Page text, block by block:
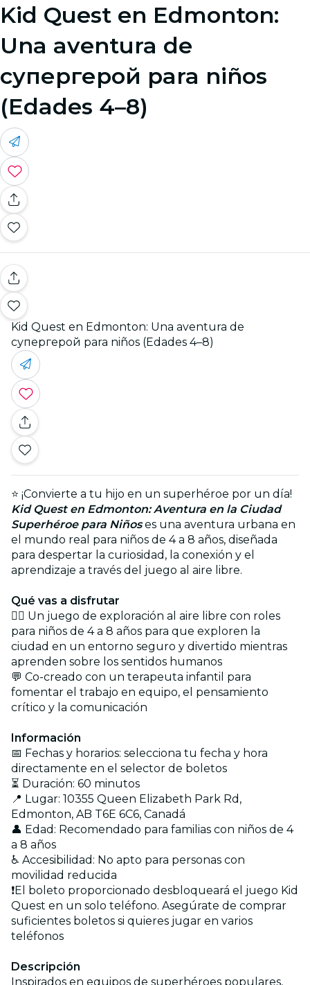
Kid Quest en Edmonton:
Una aventura de
супергерой para niños
(Edades 4–8)
Kid Quest en Edmonton: Una aventura de
супергерой para niños (Edades 4–8)
⭐ ¡Convierte a tu hijo en un superhéroe por un día!
Kid Quest en Edmonton: Aventura en la Ciudad
Superhéroe para Niños es una aventura urbana en
el mundo real para niños de 4 a 8 años, diseñada
para despertar la curiosidad, la conexión y el
aprendizaje a través del juego al aire libre.
Qué vas a disfrutar
🕵️‍♀️ Un juego de exploración al aire libre con roles
para niños de 4 a 8 años para que exploren la
ciudad en un entorno seguro y divertido mientras
aprenden sobre los sentidos humanos
💬 Co-creado con un terapeuta infantil para
fomentar el trabajo en equipo, el pensamiento
crítico y la comunicación
Información
📅 Fechas y horarios: selecciona tu fecha y hora
directamente en el selector de boletos
⏳ Duración: 60 minutos
📍 Lugar: 10355 Queen Elizabeth Park Rd,
Edmonton, AB T6E 6C6, Canadá
👤 Edad: Recomendado para familias con niños de 4
a 8 años
♿ Accesibilidad: No apto para personas con
movilidad reducida
❗El boleto proporcionado desbloqueará el juego Kid
Quest en un solo teléfono. Asegúrate de comprar
suficientes boletos si quieres jugar en varios
teléfonos
Descripción
Inspirados en equipos de superhéroes populares,